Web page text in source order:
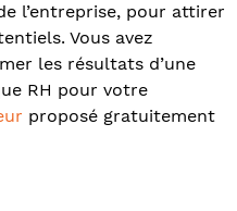
l’entreprise, pour attirer
Vous avez
les résultats d’une
RH pour votre
proposé gratuitement